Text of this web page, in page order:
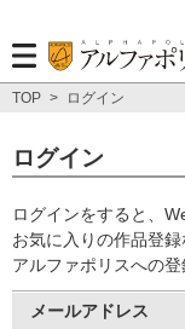
TOP > ログイン
ログイン
ログインをすると、
お気に入りの作品登
アルファポリスへの
メールアドレス